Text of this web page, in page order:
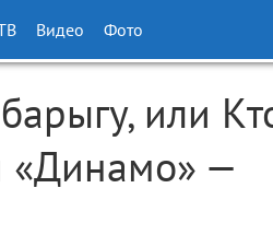
Видео Фото
или
«Динамо» —